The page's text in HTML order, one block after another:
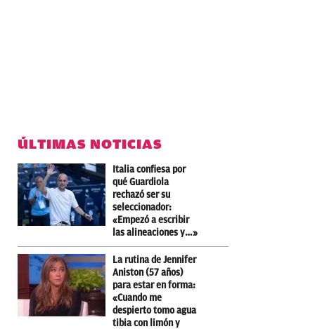
ÚLTIMAS NOTICIAS
Italia confiesa por
qué Guardiola
rechazó ser su
seleccionador:
«Empezó a escribir
las alineaciones y…»
La rutina de Jennifer
Aniston (57 años)
para estar en forma:
«Cuando me
despierto tomo agua
tibia con limón y